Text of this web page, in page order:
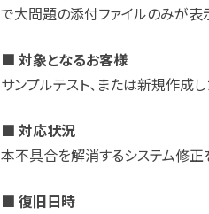
で大問題の添付ファイルのみが表
■ 対象となるお客様
サンプルテスト、または新規作成
■ 対応状況
本不具合を解消するシステム修正
■ 復旧日時